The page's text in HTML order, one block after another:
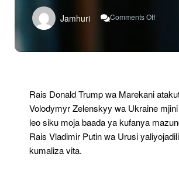
Jamhuri Comments Off
Trump
Na
Putin
Rais Donald Trump wa Marekani
Volodymyr Zelenskyy wa Ukraine
leo siku moja baada ya kufanya
Rais Vladimir Putin wa Urusi
kumaliza vita.